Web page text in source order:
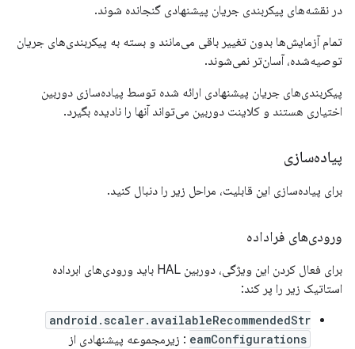
در نقشه‌های پیکربندی جریان پیشنهادی گنجانده شوند.
تمام آزمایش‌ها بدون تغییر باقی می‌مانند و بسته به پیکربندی‌های جریان
توصیه‌شده، آسان‌تر نمی‌شوند.
پیکربندی‌های جریان پیشنهادی ارائه شده توسط پیاده‌سازی دوربین
اختیاری هستند و کلاینت دوربین می‌تواند آنها را نادیده بگیرد.
پیاده‌سازی
برای پیاده‌سازی این قابلیت، مراحل زیر را دنبال کنید.
ورودی‌های فراداده
برای فعال کردن این ویژگی، دوربین HAL باید ورودی‌های ابرداده
استاتیک زیر را پر کند:
android.scaler.availableRecommendedStr
eamConfigurations : زیرمجموعه پیشنهادی از